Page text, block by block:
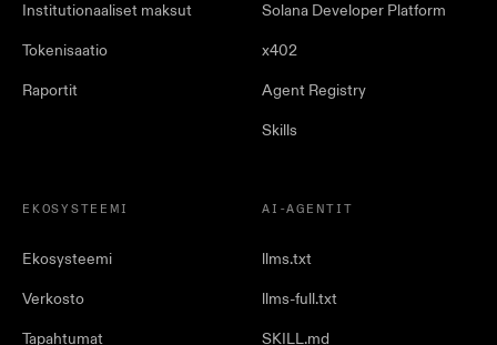
Institutionaaliset maksut
Tokenisaatio
Raportit
Solana Developer Platform
x402
Agent Registry
Skills
EKOSYSTEEMI
Ekosysteemi
Verkosto
Tapahtumat
AI-AGENTIT
llms.txt
llms-full.txt
SKILL.md